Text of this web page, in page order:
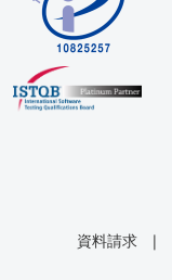
資料請求 |